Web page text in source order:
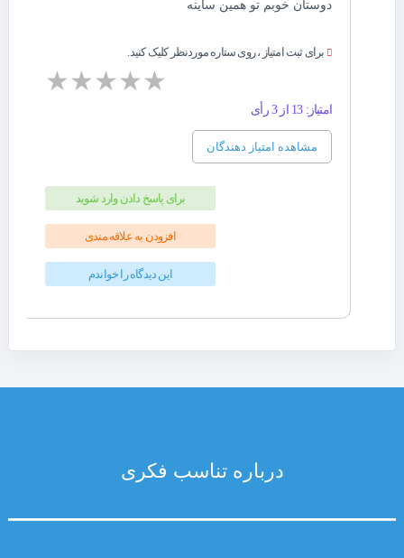
دوستان خوبم تو همین سایته
برای ثبت امتیاز ، روی ستاره موردنظر کلیک کنید.
★★★★★
امتیاز: 13 از 3 رأی
مشاهده امتیاز دهندگان
برای پاسخ دادن وارد شوید
افزودن به علاقه مندی
این دیدگاه را خواندم
درباره تناسب فکری